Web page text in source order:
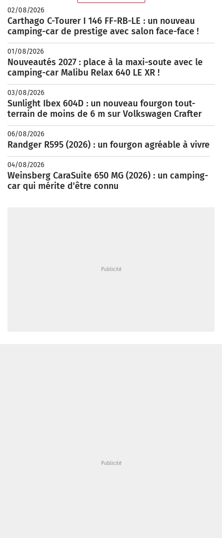
02/08/2026
Carthago C-Tourer I 146 FF-RB-LE : un nouveau
camping-car de prestige avec salon face-face !
01/08/2026
Nouveautés 2027 : place à la maxi-soute avec le
camping-car Malibu Relax 640 LE XR !
03/08/2026
Sunlight Ibex 604D : un nouveau fourgon tout-
terrain de moins de 6 m sur Volkswagen Crafter
06/08/2026
Randger R595 (2026) : un fourgon agréable à vivre
04/08/2026
Weinsberg CaraSuite 650 MG (2026) : un camping-
car qui mérite d'être connu